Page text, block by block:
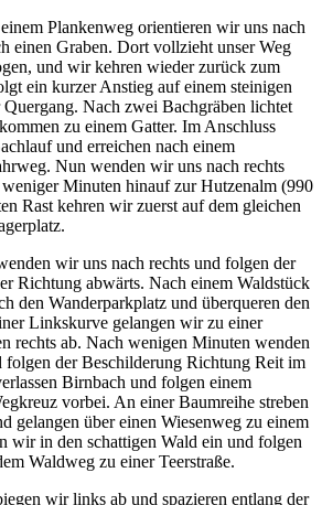
Plankenweg orientieren wir uns nach
einen Graben. Dort vollzieht unser Weg
und wir kehren wieder zurück zum
ein kurzer Anstieg auf einem steinigen
Nach zwei Bachgräben lichtet
zu einem Gatter. Im Anschluss
und erreichen nach einem
Nun wenden wir uns nach rechts
Minuten hinauf zur Hutzenalm (990
Rast kehren wir zuerst auf dem gleichen
wir uns nach rechts und folgen der
Richtung abwärts. Nach einem Waldstück
den Wanderparkplatz und überqueren den
Linkskurve gelangen wir zu einer
rechts ab. Nach wenigen Minuten wenden
folgen der Beschilderung Richtung Reit im
Birnbach und folgen einem
vorbei. An einer Baumreihe streben
gelangen über einen Wiesenweg zu einem
wir in den schattigen Wald ein und folgen
Waldweg zu einer Teerstraße.
wir links ab und spazieren entlang der